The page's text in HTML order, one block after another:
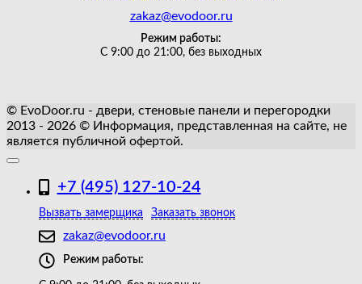
zakaz@evodoor.ru
Режим работы:
С 9:00 до 21:00, без выходных
© EvoDoor.ru - двери, стеновые панели и перегородки
2013 - 2026 © Информация, представленная на сайте, не
является публичной офертой.
+7 (495) 127-10-24
Вызвать замерщика Заказать звонок
zakaz@evodoor.ru
Режим работы: